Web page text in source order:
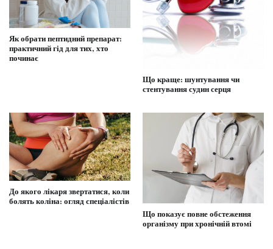
Як обрати пептидний препарат:
практичний гід для тих, хто
починає
Що краще: шунтування чи
стентування судин серця
До якого лікаря звертатися, коли
болять коліна: огляд спеціалістів
Що показує повне обстеження
організму при хронічній втомі